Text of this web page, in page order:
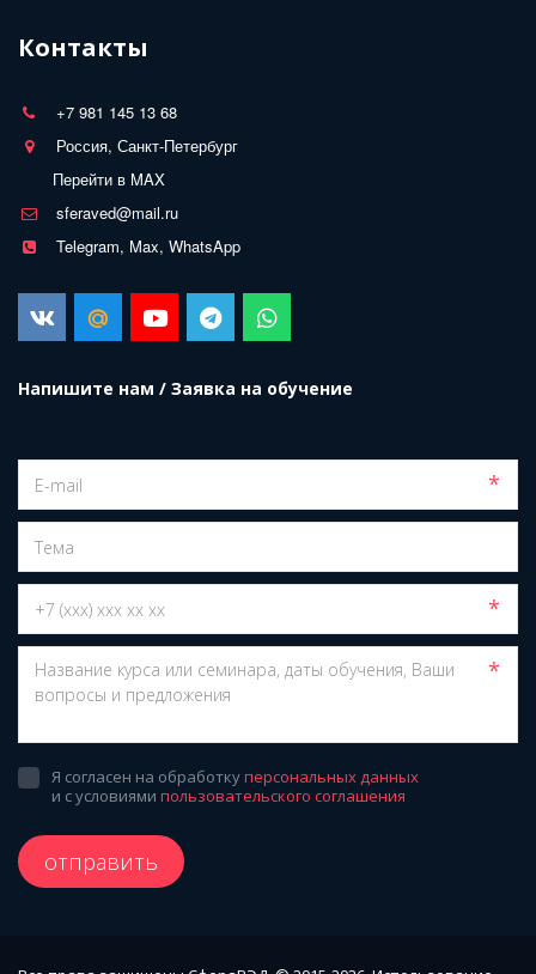
Контакты
+7 981 145 13 68
Россия, Санкт-Петербург
Перейти в MAX
sferaved@mail.ru
Telegram, Max, WhatsApp
Напишите нам / Заявка на обучение
*
*
*
Я согласен на обработкуперсональных данных
и с условиями пользовательского соглашения
отправить